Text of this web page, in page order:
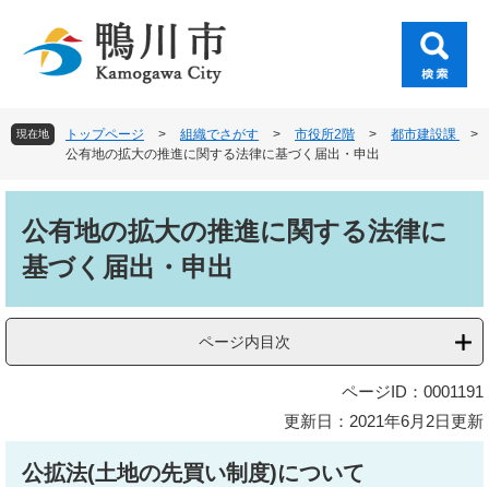
頭
で
。
飛
ば
て
現在地 トップページ > 組織でさがす > 市役所2階 > 都市建設課
>
公有地の拡大の推進に関する法律に基づく届出・申出
公有地の拡大の推進に関する法律に
基づく届出・申出
ページ内目次
ページID：0001191
更新日：2021年6月2日更新
公拡法(土地の先買い制度)について